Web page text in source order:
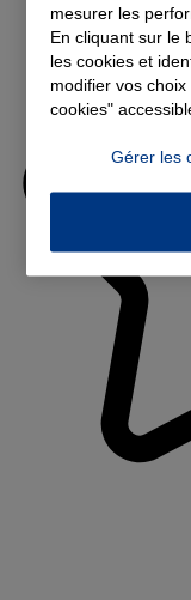
mesurer les
En cliquant sur le
les cookies et
modifier vos
cookies"
Gérer les